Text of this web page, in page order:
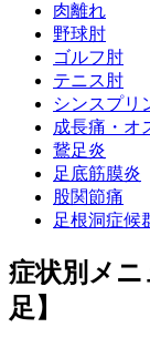
肉離れ
野球肘
ゴルフ肘
テニス肘
シンスプリ
成長痛・オ
鵞足炎
足底筋膜炎
股関節痛
足根洞症候
症状別メニ
足】